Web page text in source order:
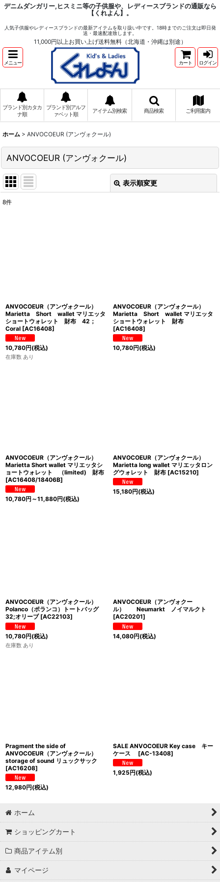
デニムダンガリー,ヒスミニ等の子供服や、レディースブランドの通販なら
【くれよん】。
人気子供服やレディースブランドの最新アイテムを取り扱い中です。18時までのご注文は即日発
送・最速配達致します。
11,000円以上お買い上げ送料無料（北海道・沖縄は別途）
メニュー カート ログイン
ブランド別カタカ
ナ順
ブランド別アルフ
ァベット順
アイテム別検索 商品検索 ご利用案内
ホーム > ANVOCOEUR (アンヴォクール)
ANVOCOEUR (アンヴォクール)
表示順変更
8件
ANVOCOEUR（アンヴォクール）
Marietta Short wallet マリエッタ
ショートウォレット 財布 42；
Coral [AC16408]
10,780円(税込)
在庫数 あり
ANVOCOEUR（アンヴォクール）
Marietta Short wallet マリエッタ
ショートウォレット 財布
[AC16408]
10,780円(税込)
ANVOCOEUR（アンヴォクール）
Marietta Short wallet マリエッタシ
ョートウォレット （limited) 財布
[AC16408/18406B]
10,780円 ～11,880円(税込)
ANVOCOEUR（アンヴォクール）
Marietta long wallet マリエッタロン
グウォレット 財布 [AC15210]
15,180円(税込)
ANVOCOEUR（アンヴォクール）
Polanco（ポランコ）トートバッグ
32;オリーブ [AC22103]
10,780円(税込)
在庫数 あり
ANVOCOEUR（アンヴォクー
ル） Neumarkt ノイマルクト
[AC20201]
14,080円(税込)
Pragment the side of
ANVOCOEUR（アンヴォクール）
storage of sound リュックサック
[AC16208]
12,980円(税込)
SALE ANVOCOEUR Key case キー
ケース
[AC-13408]
1,925円(税込)
ホーム
ショッピングカート
商品アイテム別
マイページ